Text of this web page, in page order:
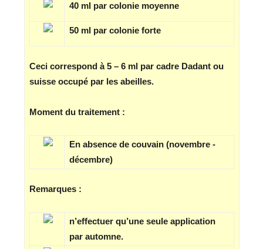
40 ml par colonie moyenne
50 ml par colonie forte
Ceci correspond à 5 – 6 ml par cadre Dadant ou
suisse occupé par les abeilles.
Moment du traitement :
En absence de couvain (novembre -
décembre)
Remarques :
n’effectuer qu’une seule application
par automne.